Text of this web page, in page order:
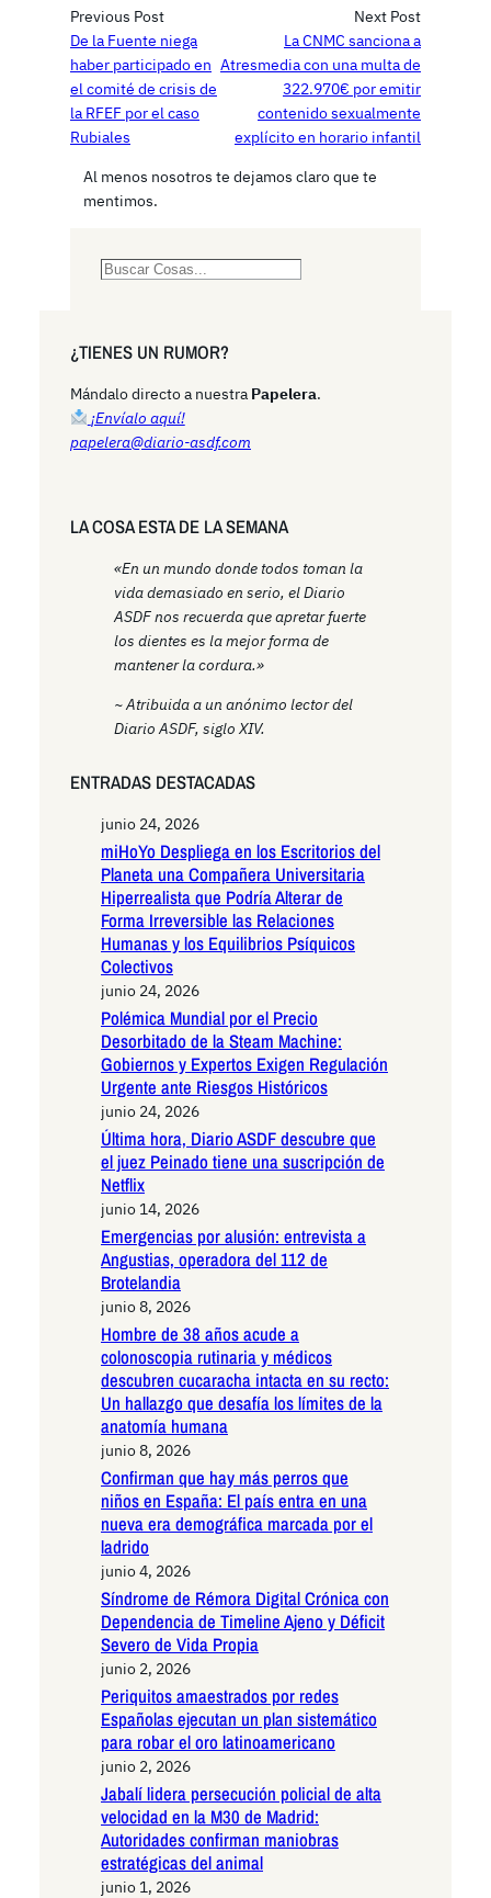
Previous Post
De la Fuente niega
haber participado en
el comité de crisis de
la RFEF por el caso
Rubiales
Next Post
La CNMC sanciona a
Atresmedia con una multa de
322.970€ por emitir
contenido sexualmente
explícito en horario infantil
Al menos nosotros te dejamos claro que te
mentimos.
S
r
h
¿TIENES UN RUMOR?
Mándalo directo a nuestra Papelera.
¡Envíalo aquí!
papelera@diario-asdf.com
LA COSA ESTA DE LA SEMANA
«En un mundo donde todos toman la
vida demasiado en serio, el Diario
ASDF nos recuerda que apretar fuerte
los dientes es la mejor forma de
mantener la cordura.»
~ Atribuida a un anónimo lector del
Diario ASDF, siglo XIV.
ENTRADAS DESTACADAS
junio 24, 2026
miHoYo Despliega en los Escritorios del
Planeta una Compañera Universitaria
Hiperrealista que Podría Alterar de
Forma Irreversible las Relaciones
Humanas y los Equilibrios Psíquicos
Colectivos
junio 24, 2026
Polémica Mundial por el Precio
Desorbitado de la Steam Machine:
Gobiernos y Expertos Exigen Regulación
Urgente ante Riesgos Históricos
junio 24, 2026
Última hora, Diario ASDF descubre que
el juez Peinado tiene una suscripción de
Netflix
junio 14, 2026
Emergencias por alusión: entrevista a
Angustias, operadora del 112 de
Brotelandia
junio 8, 2026
Hombre de 38 años acude a
colonoscopia rutinaria y médicos
descubren cucaracha intacta en su recto:
Un hallazgo que desafía los límites de la
anatomía humana
junio 8, 2026
Confirman que hay más perros que
niños en España: El país entra en una
nueva era demográfica marcada por el
ladrido
junio 4, 2026
Síndrome de Rémora Digital Crónica con
Dependencia de Timeline Ajeno y Déficit
Severo de Vida Propia
junio 2, 2026
Periquitos amaestrados por redes
Españolas ejecutan un plan sistemático
para robar el oro latinoamericano
junio 2, 2026
Jabalí lidera persecución policial de alta
velocidad en la M30 de Madrid:
Autoridades confirman maniobras
estratégicas del animal
junio 1, 2026